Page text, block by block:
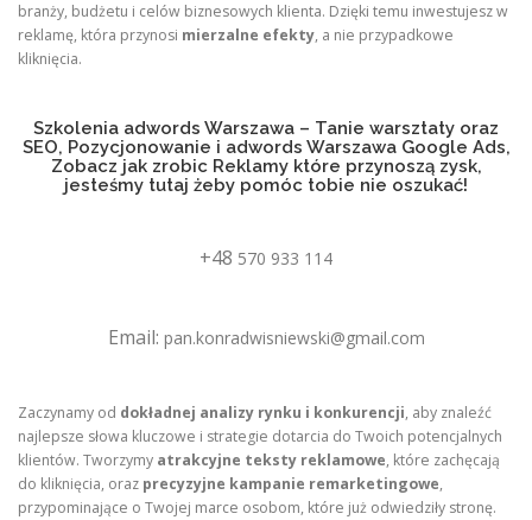
branży, budżetu i celów biznesowych klienta. Dzięki temu inwestujesz w
reklamę, która przynosi mierzalne efekty, a nie przypadkowe
kliknięcia.
Szkolenia adwords Warszawa – Tanie warsztaty oraz
SEO, Pozycjonowanie i adwords Warszawa Google Ads,
Zobacz jak zrobic Reklamy które przynoszą zysk,
jesteśmy tutaj żeby pomóc tobie nie oszukać!
+48 570 933 114
Email: pan.konradwisniewski@gmail.com
Zaczynamy od dokładnej analizy rynku i konkurencji, aby znaleźć
najlepsze słowa kluczowe i strategie dotarcia do Twoich potencjalnych
klientów. Tworzymy atrakcyjne teksty reklamowe, które zachęcają
do kliknięcia, oraz precyzyjne kampanie remarketingowe,
przypominające o Twojej marce osobom, które już odwiedziły stronę.